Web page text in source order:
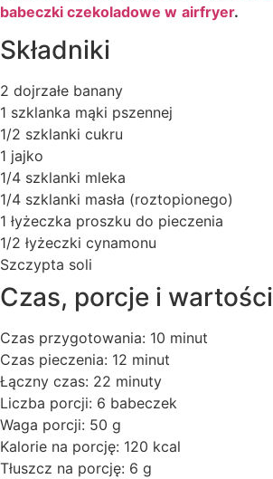
babeczki czekoladowe w airfryer.
Składniki
2 dojrzałe banany
1 szklanka mąki pszennej
1/2 szklanki cukru
1 jajko
1/4 szklanki mleka
1/4 szklanki masła (roztopionego)
1 łyżeczka proszku do pieczenia
1/2 łyżeczki cynamonu
Szczypta soli
Czas, porcje i wartości
Czas przygotowania: 10 minut
Czas pieczenia: 12 minut
Łączny czas: 22 minuty
Liczba porcji: 6 babeczek
Waga porcji: 50 g
Kalorie na porcję: 120 kcal
Tłuszcz na porcję: 6 g